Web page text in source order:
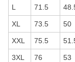
L 71.5
XL 73.5 50
XXL 75.5
3XL 76 53